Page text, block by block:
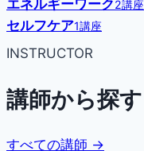
エネルギーワーク2講座
セルフケア1講座
INSTRUCTOR
講師から探す
すべての講師 →